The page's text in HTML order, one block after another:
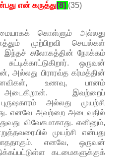
என் கருத்து[8].(35)
கொள்ளும் அல்லது
முற்பிறவி செயல்கள்
சுலோகத்தின் நோக்கம்
ஒருவன்
அல்லது பிராரவ்த கர்மத்தின்
உணவு, பானம்
அடைகிறான். இவற்றைப்
அல்லது முயற்சி
எனவே அவற்றை அடைவதில்
விவேகமாகாது. எனினும்,
முயற்சி என்பது
எனவே, ஒருவன்
கடமைகளுக்குக்